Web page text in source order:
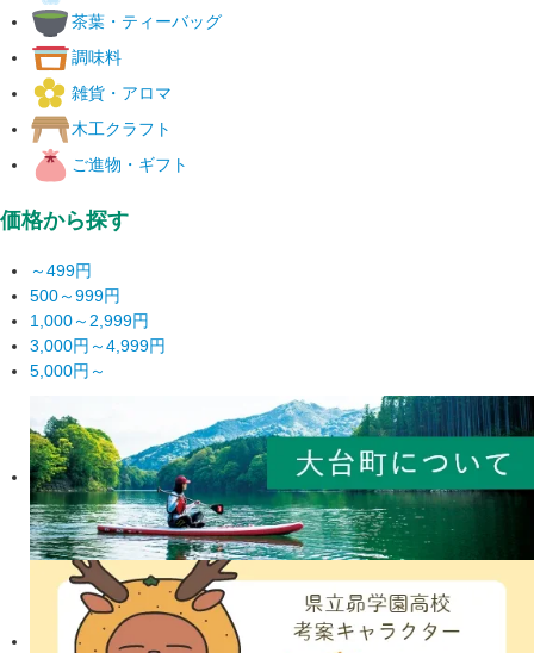
茶葉・ティーバッグ
調味料
雑貨・アロマ
木工クラフト
ご進物・ギフト
価格から探す
～499円
500～999円
1,000～2,999円
3,000円～4,999円
5,000円～